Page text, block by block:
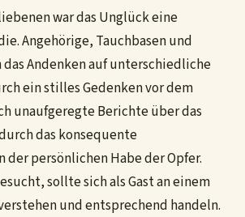
war das Unglück eine
Angehörige, Tauchbasen und
das Andenken auf unterschiedliche
ein stilles Gedenken vor dem
unaufgeregte Berichte über das
das konsequente
der persönlichen Habe der Opfer.
sollte sich als Gast an einem
und entsprechend handeln.